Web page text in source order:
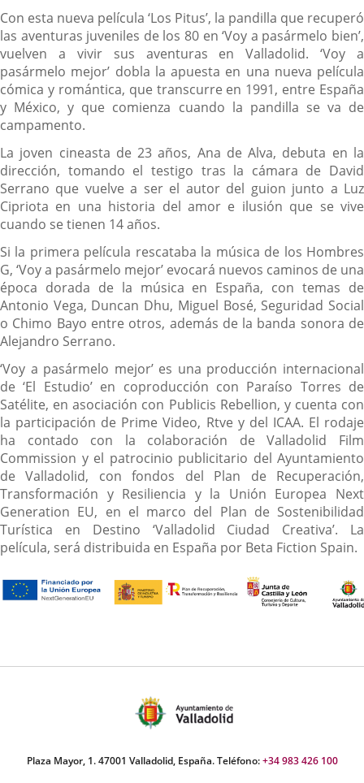
una
externa.
Con esta nueva película ‘Los Pitus’, la pandilla que recuperó
las aventuras juveniles de los 80 en ‘Voy a pasármelo bien’,
vuelven a vivir sus aventuras en Valladolid. ‘Voy a
pasármelo mejor’ dobla la apuesta en una nueva película
cómica y romántica, que transcurre en 1991, entre España
y México, y que comienza cuando la pandilla se va de
campamento.
La joven cineasta de 23 años, Ana de Alva, debuta en la
dirección, tomando el testigo tras la cámara de David
Serrano que vuelve a ser el autor del guion junto a Luz
Cipriota en una historia del amor e ilusión que se vive
cuando se tienen 14 años.
Si la primera película rescataba la música de los Hombres
G, ‘Voy a pasármelo mejor’ evocará nuevos caminos de una
época dorada de la música en España, con temas de
Antonio Vega, Duncan Dhu, Miguel Bosé, Seguridad Social
o Chimo Bayo entre otros, además de la banda sonora de
Alejandro Serrano.
‘Voy a pasármelo mejor’ es una producción internacional
de ‘El Estudio’ en coproducción con Paraíso Torres de
Satélite, en asociación con Publicis Rebellion, y cuenta con
la participación de Prime Video, Rtve y del ICAA. El rodaje
ha contado con la colaboración de Valladolid Film
Commission y el patrocinio publicitario del Ayuntamiento
de Valladolid, con fondos del Plan de Recuperación,
Transformación y Resiliencia y la Unión Europea Next
Generation EU, en el marco del Plan de Sostenibilidad
Turística en Destino ‘Valladolid Ciudad Creativa’. La
película, será distribuida en España por Beta Fiction Spain.
Plaza Mayor, 1. 47001 Valladolid, España. Teléfono:+34 983 426 100